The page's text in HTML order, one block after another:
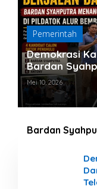
Pemerintah
Demokrasi
Bardan
Pildatok Alur
Mei 10, 2026
Bardan